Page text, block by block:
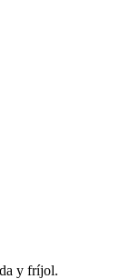
y fríjol.